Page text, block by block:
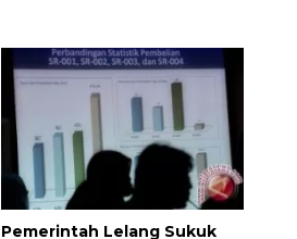
Pemerintah Lelang Sukuk